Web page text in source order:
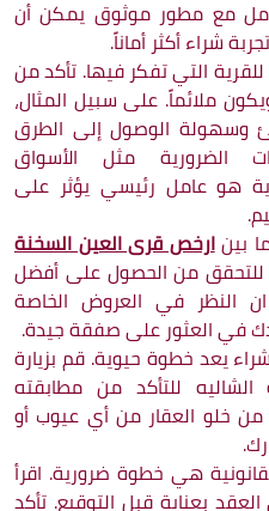
مع مطور موثوق يمكن أن
شراء أكثر أماناً.
التي تفكر فيها. تأكد من
ملائماً. على سبيل المثال،
وسهولة الوصول إلى الطرق
الضرورية مثل الأسواق
هو عامل رئيسي يؤثر على
بينارخص قرى العين السخنة
للتحقق من الحصول على أفضل
النظر في العروض الخاصة
في العثور على صفقة جيدة.
يعد خطوة حيوية. قم بزيارة
للتأكد من مطابقته
من خلو العقار من أي عيوب أو
هي خطوة ضرورية. اقرأ
بعناية قبل التوقيع. تأكد